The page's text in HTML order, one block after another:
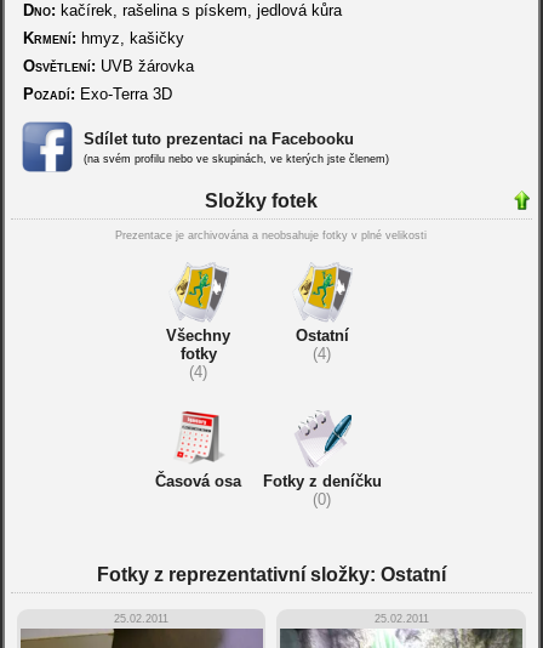
Dno: kačírek, rašelina s pískem, jedlová kůra
Krmení: hmyz, kašičky
Osvětlení: UVB žárovka
Pozadí: Exo-Terra 3D
Sdílet tuto prezentaci na Facebooku
(na svém profilu nebo ve skupinách, ve kterých jste členem)
Složky fotek
Prezentace je archivována a neobsahuje fotky v plné velikosti
Všechny
fotky
(4)
Ostatní
(4)
Časová osa
Fotky z deníčku
(0)
Fotky z reprezentativní složky: Ostatní
25.02.2011 25.02.2011